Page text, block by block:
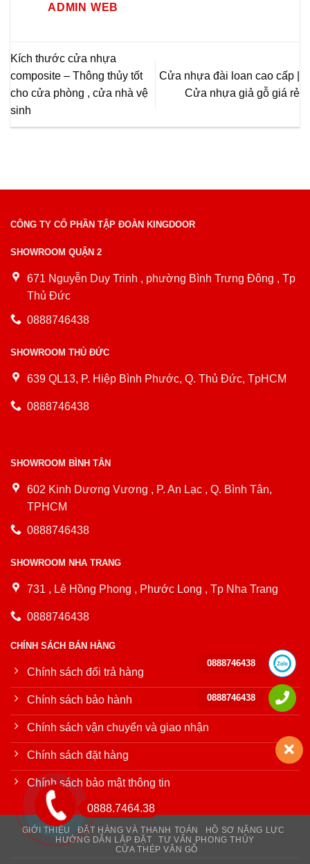
ADMIN WEB
Kích thước cửa nhựa
composite – Thông thủy tốt
cho cửa phòng , cửa nhà vệ
sinh
Cửa nhựa đài loan cao cấp |
Cửa nhựa giả gỗ giá rẻ
CÔNG TY CỔ PHẦN TẬP ĐOÀN KINGDOOR
SHOWROOM QUẬN 2
671 Nguyễn Duy Trinh , phường Bình Trưng Đông , Tp
Thủ Đức
0888746438
SHOWROOM THỦ ĐỨC
639 QL13, P. Hiệp Bình Phước, Q. Thủ Đức, TpHCM
0888746438
SHOWROOM BÌNH TÂN
602 Kinh Dương Vương , P. An Lạc , Q. Bình Tân,
TPHCM
0888746438
SHOWROOM NHA TRANG
731 , Lê Hồng Phong , Phước Long , Tp Nha Trang
0888746438
CHÍNH SÁCH BÁN HÀNG
Chính sách đổi trả hàng
Chính sách bảo hành
Chính sách vận chuyển và giao nhận
Chính sách đặt hàng
Chính sách bảo mật thông tin
GIỚI THIỆU ĐẶT HÀNG VÀ THANH TOÁN
HỒ SƠ NĂNG LỰC
HƯỚNG DẪN LẮP ĐẶT
TƯ VẤN PHONG THỦY
CỬA THÉP VÂN GỖ
0888.7464.38
0888746438
0888746438